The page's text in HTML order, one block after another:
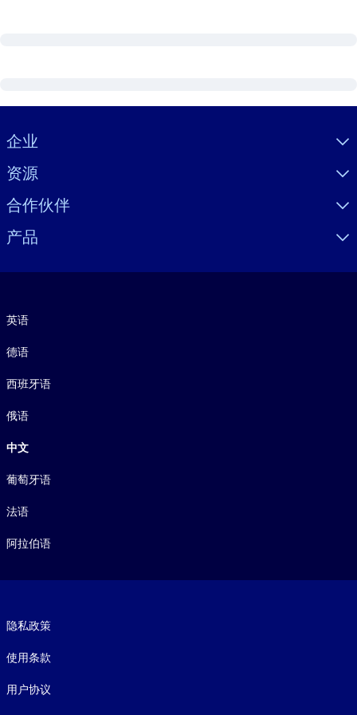
Visually hidden Text
企业
资源
合作伙伴
产品
英语
德语
西班牙语
俄语
中文
葡萄牙语
法语
阿拉伯语
隐私政策
使用条款
用户协议